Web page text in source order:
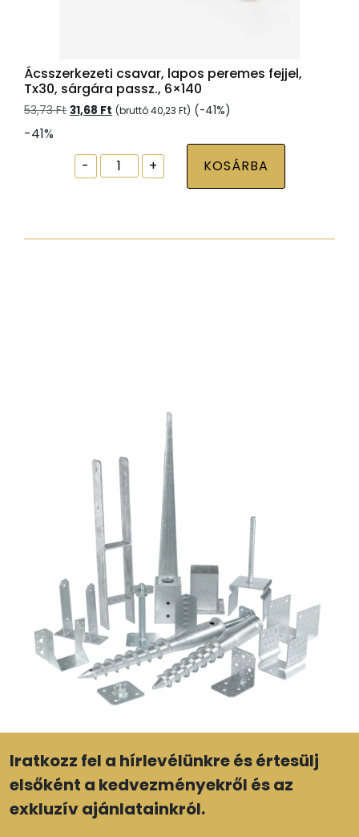
Ácsszerkezeti csavar, lapos peremes fejjel,
Tx30, sárgára passz., 6×140
53,73Ft Original
53,73 Ft.
31,68 Ft Current
31,68 Ft.
(bruttó40,23 Ft) (-41%)
-41%
-
Ácsszerkezeti
csavar,
fejjel,
+ KOSÁRBA
Iratkozz fel a hírlevélünkre és értesülj
elsőként a kedvezményekről és az
exkluzív ajánlatainkról.